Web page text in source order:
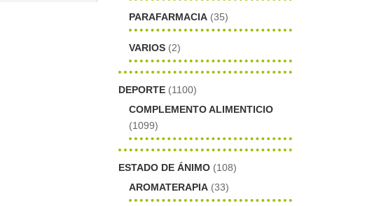
PARAFARMACIA (35)
VARIOS (2)
DEPORTE (1100)
COMPLEMENTO ALIMENTICIO
(1099)
ESTADO DE ÁNIMO (108)
AROMATERAPIA (33)